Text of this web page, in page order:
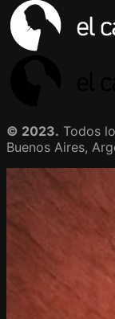
© 2023. Todos
Buenos Aires,